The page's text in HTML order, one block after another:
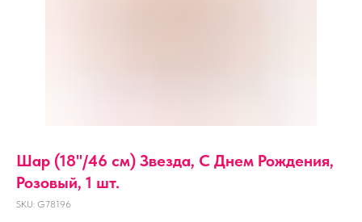
Шар (18''/46 см) Звезда, С Днем Рождения,
Розовый, 1 шт.
SKU: G78196